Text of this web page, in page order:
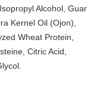
Alcohol, Guar
Kernel Oil (Ojon),
Wheat Protein,
Citric Acid,